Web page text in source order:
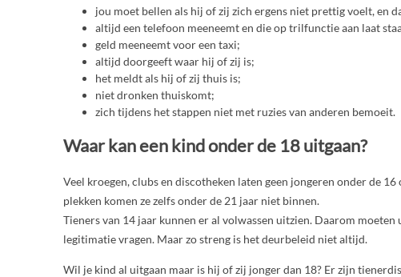
jou moet bellen als hij of zij zich ergens niet prettig voelt, en
altijd een telefoon meeneemt en die op trilfunctie aan laat
geld meeneemt voor een taxi;
altijd doorgeeft waar hij of zij is;
het meldt als hij of zij thuis is;
niet dronken thuiskomt;
zich tijdens het stappen niet met ruzies van anderen bemoeit.
Waar kan een kind onder de 18 uitgaan?
Veel kroegen, clubs en discotheken laten geen jongeren onder de
plekken komen ze zelfs onder de 21 jaar niet binnen.
Tieners van 14 jaar kunnen er al volwassen uitzien. Daarom
legitimatie vragen. Maar zo streng is het deurbeleid niet altijd.
Wil je kind al uitgaan maar is hij of zij jonger dan 18? Er zijn